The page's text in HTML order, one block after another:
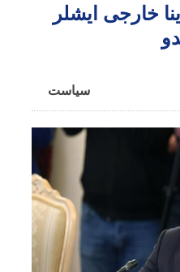
خارجی ایشلر
سیاست